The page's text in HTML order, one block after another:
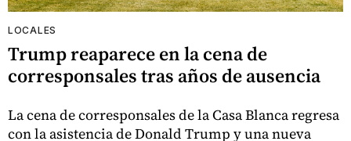
LOCALES
Trump reaparece en la cena de
corresponsales tras años de ausencia
La cena de corresponsales de la Casa Blanca regresa
con la asistencia de Donald Trump y una nueva